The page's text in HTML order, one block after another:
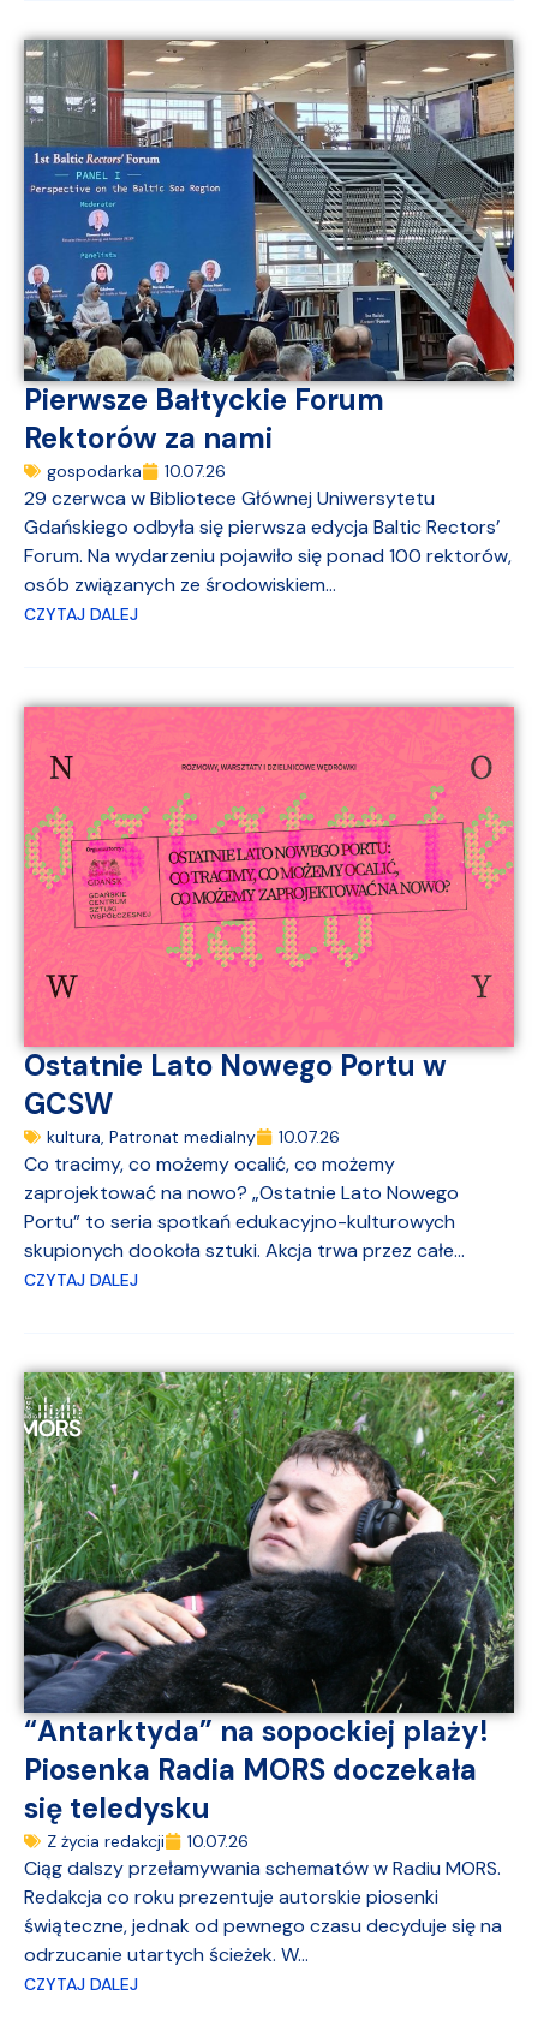
Pierwsze Bałtyckie Forum
Rektorów za nami
gospodarka 10.07.26
29 czerwca w Bibliotece Głównej Uniwersytetu
Gdańskiego odbyła się pierwsza edycja Baltic Rectors’
Forum. Na wydarzeniu pojawiło się ponad 100 rektorów,
osób związanych ze środowiskiem...
CZYTAJ DALEJ
Ostatnie Lato Nowego Portu w
GCSW
kultura, Patronat medialny 10.07.26
Co tracimy, co możemy ocalić, co możemy
zaprojektować na nowo? „Ostatnie Lato Nowego
Portu” to seria spotkań edukacyjno-kulturowych
skupionych dookoła sztuki. Akcja trwa przez całe...
CZYTAJ DALEJ
“Antarktyda” na sopockiej plaży!
Piosenka Radia MORS doczekała
się teledysku
Z życia redakcji 10.07.26
Ciąg dalszy przełamywania schematów w Radiu MORS.
Redakcja co roku prezentuje autorskie piosenki
świąteczne, jednak od pewnego czasu decyduje się na
odrzucanie utartych ścieżek. W...
CZYTAJ DALEJ